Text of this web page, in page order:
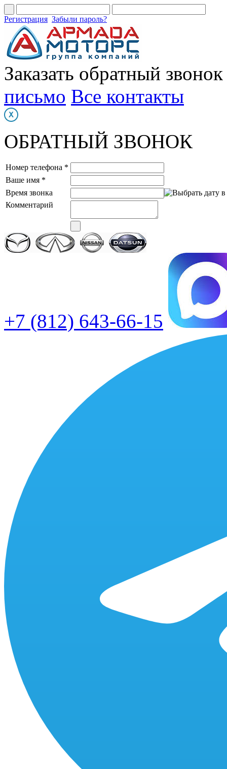
Регистрация Забыли пароль?
Заказать обратный звонок
письмо Все контакты
ОБРАТНЫЙ ЗВОНОК
Номер телефона *
Ваше имя *
Время звонка
Комментарий
+7 (812) 643-66-15